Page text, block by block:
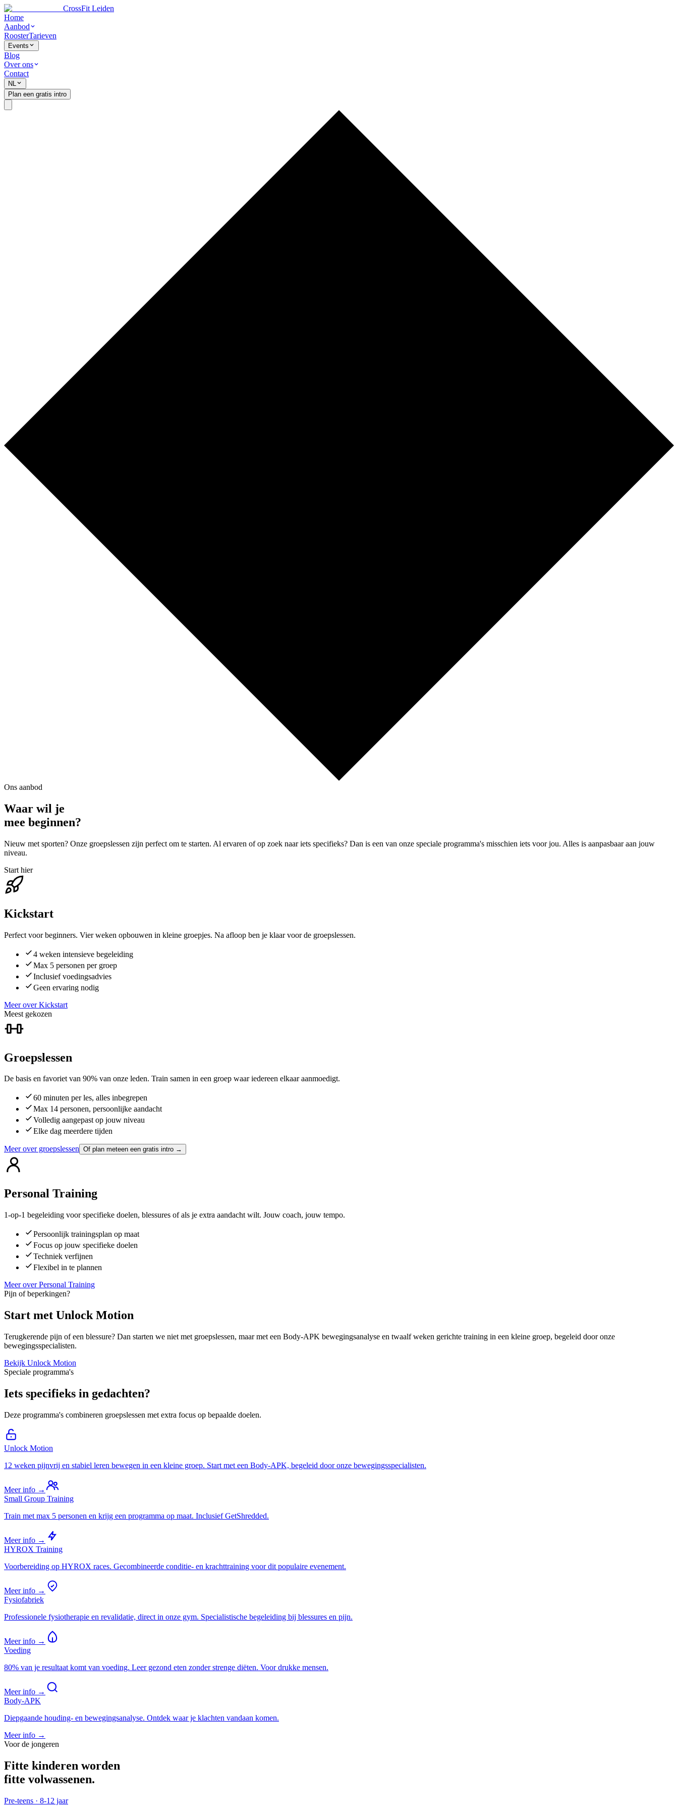
CrossFit Leiden
Home
Aanbod
RoosterTarieven
Events
Blog
Over ons
Contact
NL
Plan een gratis intro
Ons aanbod
Waar wil je
mee beginnen?
Nieuw met sporten? Onze groepslessen zijn perfect om te starten. Al ervaren of op zoek naar iets specifieks? Dan is een van onze speciale programma's misschien iets voor jou. Alles is aanpasbaar aan jouw
niveau.
Start hier
Kickstart
Perfect voor beginners. Vier weken opbouwen in kleine groepjes. Na afloop ben je klaar voor de groepslessen.
4 weken intensieve begeleiding
Max 5 personen per groep
Inclusief voedingsadvies
Geen ervaring nodig
Meer over Kickstart
Meest gekozen
Groepslessen
De basis en favoriet van 90% van onze leden. Train samen in een groep waar iedereen elkaar aanmoedigt.
60 minuten per les, alles inbegrepen
Max 14 personen, persoonlijke aandacht
Volledig aangepast op jouw niveau
Elke dag meerdere tijden
Meer over groepslessen Of plan meteen een gratis intro →
Personal Training
1-op-1 begeleiding voor specifieke doelen, blessures of als je extra aandacht wilt. Jouw coach, jouw tempo.
Persoonlijk trainingsplan op maat
Focus op jouw specifieke doelen
Techniek verfijnen
Flexibel in te plannen
Meer over Personal Training
Pijn of beperkingen?
Start met Unlock Motion
Terugkerende pijn of een blessure? Dan starten we niet met groepslessen, maar met een Body-APK bewegingsanalyse en twaalf weken gerichte training in een kleine groep, begeleid door onze
bewegingsspecialisten.
Bekijk Unlock Motion
Speciale programma's
Iets specifieks in gedachten?
Deze programma's combineren groepslessen met extra focus op bepaalde doelen.
Unlock Motion
12 weken pijnvrij en stabiel leren bewegen in een kleine groep. Start met een Body-APK, begeleid door onze bewegingsspecialisten.
Meer info →
Small Group Training
Train met max 5 personen en krijg een programma op maat. Inclusief GetShredded.
Meer info →
HYROX Training
Voorbereiding op HYROX races. Gecombineerde conditie- en krachttraining voor dit populaire evenement.
Meer info →
Fysiofabriek
Professionele fysiotherapie en revalidatie, direct in onze gym. Specialistische begeleiding bij blessures en pijn.
Meer info →
Voeding
80% van je resultaat komt van voeding. Leer gezond eten zonder strenge diëten. Voor drukke mensen.
Meer info →
Body-APK
Diepgaande houding- en bewegingsanalyse. Ontdek waar je klachten vandaan komen.
Meer info →
Voor de jongeren
Fitte kinderen worden
fitte volwassenen.
Pre-teens · 8-12 jaar